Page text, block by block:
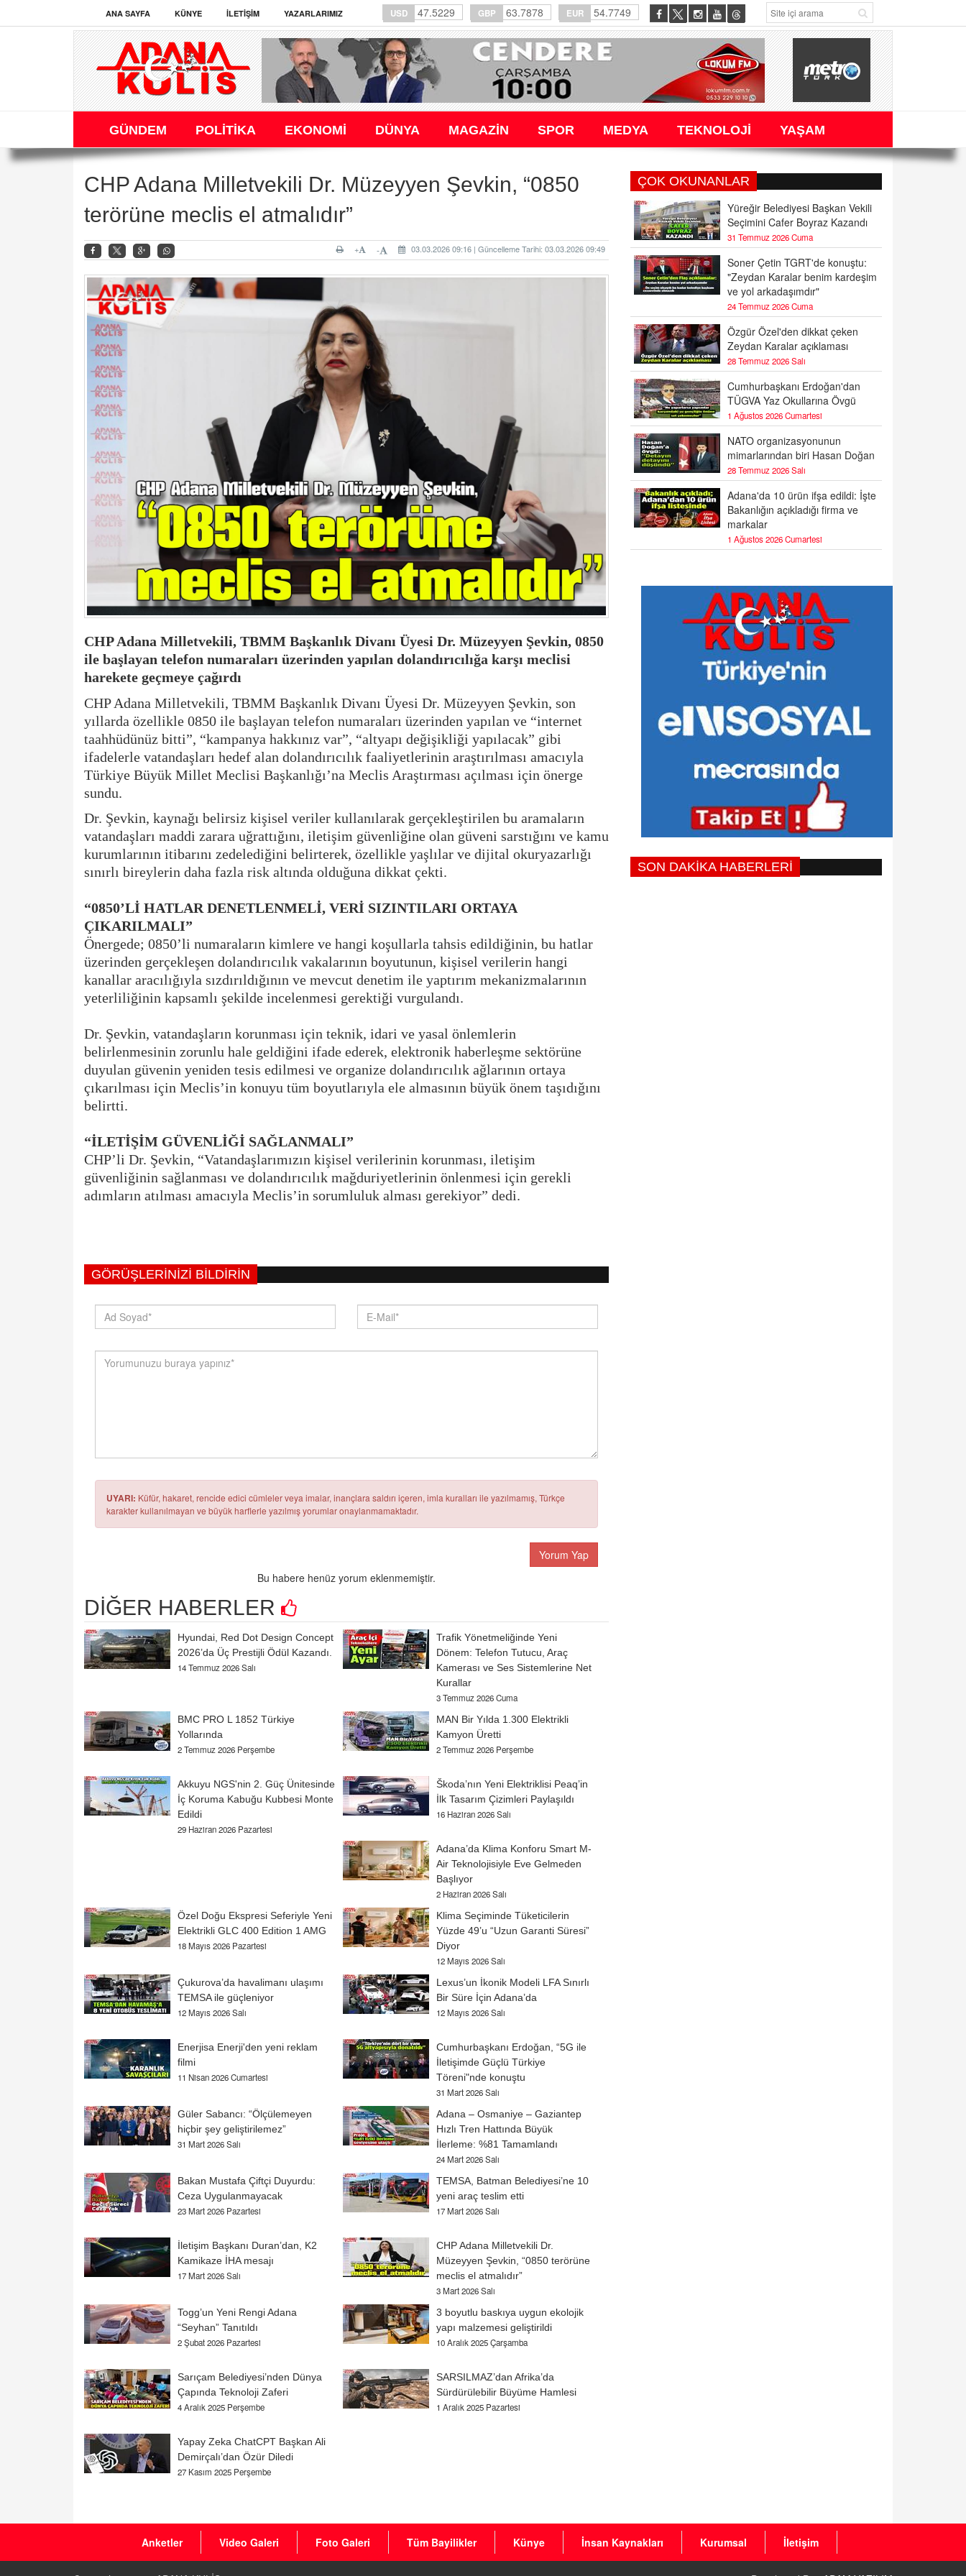
ANA SAYFA KÜNYE İLETIŞIM YAZARLARIMIZ USD 47.5229 GBP 63.7878 EUR 54.7749
GÜNDEM POLİTİKA EKONOMİ DÜNYA MAGAZİN SPOR MEDYA TEKNOLOJİ YAŞAM
CHP Adana Milletvekili Dr. Müzeyyen Şevkin, “0850
terörüne meclis el atmalıdır”
03.03.2026 09:16 | Güncelleme Tarihi: 03.03.2026 09:49
-
+
CHP Adana Milletvekili, TBMM Başkanlık Divanı Üyesi Dr. Müzeyyen Şevkin, 0850
ile başlayan telefon numaraları üzerinden yapılan dolandırıcılığa karşı meclisi
harekete geçmeye çağırdı
CHP Adana Milletvekili, TBMM Başkanlık Divanı Üyesi Dr. Müzeyyen Şevkin, son
yıllarda özellikle 0850 ile başlayan telefon numaraları üzerinden yapılan ve “internet
taahhüdünüz bitti”, “kampanya hakkınız var”, “altyapı değişikliği yapılacak” gibi
ifadelerle vatandaşları hedef alan dolandırıcılık faaliyetlerinin araştırılması amacıyla
Türkiye Büyük Millet Meclisi Başkanlığı’na Meclis Araştırması açılması için önerge
sundu.
Dr. Şevkin, kaynağı belirsiz kişisel veriler kullanılarak gerçekleştirilen bu aramaların
vatandaşları maddi zarara uğrattığını, iletişim güvenliğine olan güveni sarstığını ve kamu
kurumlarının itibarını zedelediğini belirterek, özellikle yaşlılar ve dijital okuryazarlığı
sınırlı bireylerin daha fazla risk altında olduğuna dikkat çekti.
“0850’Lİ HATLAR DENETLENMELİ, VERİ SIZINTILARI ORTAYA
ÇIKARILMALI”
Önergede; 0850’li numaraların kimlere ve hangi koşullarla tahsis edildiğinin, bu hatlar
üzerinden gerçekleşen dolandırıcılık vakalarının boyutunun, kişisel verilerin hangi
kanallar aracılığıyla sızdırıldığının ve mevcut denetim ile yaptırım mekanizmalarının
yeterliliğinin kapsamlı şekilde incelenmesi gerektiği vurgulandı.
Dr. Şevkin, vatandaşların korunması için teknik, idari ve yasal önlemlerin
belirlenmesinin zorunlu hale geldiğini ifade ederek, elektronik haberleşme sektörüne
duyulan güvenin yeniden tesis edilmesi ve organize dolandırıcılık ağlarının ortaya
çıkarılması için Meclis’in konuyu tüm boyutlarıyla ele almasının büyük önem taşıdığını
belirtti.
“İLETİŞİM GÜVENLİĞİ SAĞLANMALI”
CHP’li Dr. Şevkin, “Vatandaşlarımızın kişisel verilerinin korunması, iletişim
güvenliğinin sağlanması ve dolandırıcılık mağduriyetlerinin önlenmesi için gerekli
adımların atılması amacıyla Meclis’in sorumluluk alması gerekiyor” dedi.
GÖRÜŞLERINIZI BILDIRIN
UYARI: Küfür, hakaret, rencide edici cümleler veya imalar, inançlara saldırı içeren, imla kuralları ile yazılmamış, Türkçe
karakter kullanılmayan ve büyük harflerle yazılmış yorumlar onaylanmamaktadır.
Yorum Yap
Bu habere henüz yorum eklenmemiştir.
DİĞER HABERLER
Hyundai, Red Dot Design Concept
2026’da Üç Prestijli Ödül Kazandı.
14 Temmuz 2026 Salı
Trafik Yönetmeliğinde Yeni
Dönem: Telefon Tutucu, Araç
Kamerası ve Ses Sistemlerine Net
Kurallar
3 Temmuz 2026 Cuma
BMC PRO L 1852 Türkiye
Yollarında
2 Temmuz 2026 Perşembe
MAN Bir Yılda 1.300 Elektrikli
Kamyon Üretti
2 Temmuz 2026 Perşembe
Akkuyu NGS'nin 2. Güç Ünitesinde
İç Koruma Kabuğu Kubbesi Monte
Edildi
29 Haziran 2026 Pazartesi
Škoda’nın Yeni Elektriklisi Peaq’in
İlk Tasarım Çizimleri Paylaşıldı
16 Haziran 2026 Salı
Adana’da Klima Konforu Smart M-
Air Teknolojisiyle Eve Gelmeden
Başlıyor
2 Haziran 2026 Salı
Özel Doğu Ekspresi Seferiyle Yeni
Elektrikli GLC 400 Edition 1 AMG
18 Mayıs 2026 Pazartesi
Klima Seçiminde Tüketicilerin
Yüzde 49’u “Uzun Garanti Süresi”
Diyor
12 Mayıs 2026 Salı
Çukurova’da havalimanı ulaşımı
TEMSA ile güçleniyor
12 Mayıs 2026 Salı
Lexus’un İkonik Modeli LFA Sınırlı
Bir Süre İçin Adana’da
12 Mayıs 2026 Salı
Enerjisa Enerji'den yeni reklam
filmi
11 Nisan 2026 Cumartesi
Cumhurbaşkanı Erdoğan, “5G ile
İletişimde Güçlü Türkiye
Töreni"nde konuştu
31 Mart 2026 Salı
Güler Sabancı: “Ölçülemeyen
hiçbir şey geliştirilemez”
31 Mart 2026 Salı
Adana – Osmaniye – Gaziantep
Hızlı Tren Hattında Büyük
İlerleme: %81 Tamamlandı
24 Mart 2026 Salı
Bakan Mustafa Çiftçi Duyurdu:
Ceza Uygulanmayacak
23 Mart 2026 Pazartesi
TEMSA, Batman Belediyesi’ne 10
yeni araç teslim etti
17 Mart 2026 Salı
İletişim Başkanı Duran’dan, K2
Kamikaze İHA mesajı
17 Mart 2026 Salı
CHP Adana Milletvekili Dr.
Müzeyyen Şevkin, “0850 terörüne
meclis el atmalıdır”
3 Mart 2026 Salı
Togg’un Yeni Rengi Adana
“Seyhan” Tanıtıldı
2 Şubat 2026 Pazartesi
3 boyutlu baskıya uygun ekolojik
yapı malzemesi geliştirildi
10 Aralık 2025 Çarşamba
Sarıçam Belediyesi’nden Dünya
Çapında Teknoloji Zaferi
4 Aralık 2025 Perşembe
SARSILMAZ’dan Afrika’da
Sürdürülebilir Büyüme Hamlesi
1 Aralık 2025 Pazartesi
Yapay Zeka ChatCPT Başkan Ali
Demirçalı’dan Özür Diledi
27 Kasım 2025 Perşembe
ÇOK OKUNANLAR
Yüreğir Belediyesi Başkan Vekili
Seçimini Cafer Boyraz Kazandı
31 Temmuz 2026 Cuma
Soner Çetin TGRT'de konuştu:
"Zeydan Karalar benim kardeşim
ve yol arkadaşımdır"
24 Temmuz 2026 Cuma
Özgür Özel'den dikkat çeken
Zeydan Karalar açıklaması
28 Temmuz 2026 Salı
Cumhurbaşkanı Erdoğan'dan
TÜGVA Yaz Okullarına Övgü
1 Ağustos 2026 Cumartesi
NATO organizasyonunun
mimarlarından biri Hasan Doğan
28 Temmuz 2026 Salı
Adana'da 10 ürün ifşa edildi: İşte
Bakanlığın açıkladığı firma ve
markalar
1 Ağustos 2026 Cumartesi
SON DAKİKA HABERLERİ
Anketler Video Galeri Foto Galeri Tüm Bayilikler Künye İnsan Kaynakları Kurumsal İletişim